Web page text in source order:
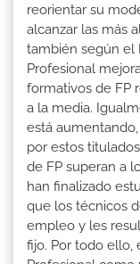
reorientar su
alcanzar las más
también según el
Profesional
formativos de FP
a la media.
está
por estos
de FP superan a
han finalizado
que los técnicos
empleo y les
fijo. Por todo ello,